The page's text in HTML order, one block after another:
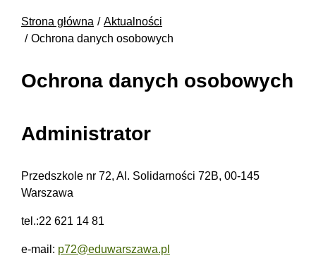
Strona główna
Aktualności
Ochrona danych osobowych
Ochrona danych osobowych
Administrator
Przedszkole nr 72, Al. Solidarności 72B, 00-145
Warszawa
tel.:22 621 14 81
e-mail: p72@eduwarszawa.pl